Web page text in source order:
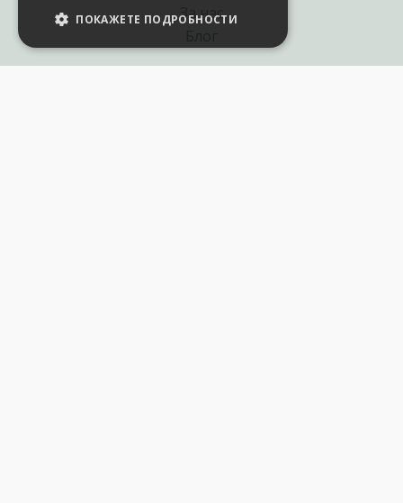
За нас
ПОКАЖЕТЕ ПОДРОБНОСТИ